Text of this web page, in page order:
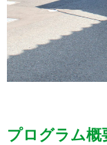
プログラム概